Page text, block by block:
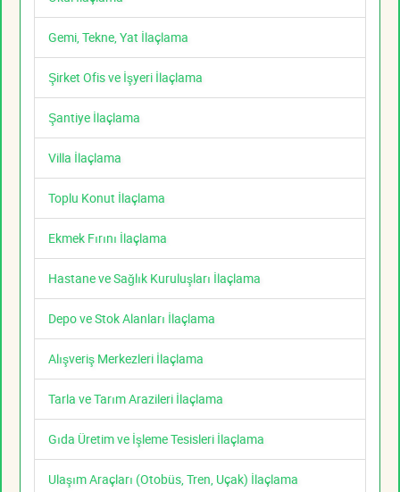
Gemi, Tekne, Yat İlaçlama
Şirket Ofis ve İşyeri İlaçlama
Şantiye İlaçlama
Villa İlaçlama
Toplu Konut İlaçlama
Ekmek Fırını İlaçlama
Hastane ve Sağlık Kuruluşları İlaçlama
Depo ve Stok Alanları İlaçlama
Alışveriş Merkezleri İlaçlama
Tarla ve Tarım Arazileri İlaçlama
Gıda Üretim ve İşleme Tesisleri İlaçlama
Ulaşım Araçları (Otobüs, Tren, Uçak) İlaçlama